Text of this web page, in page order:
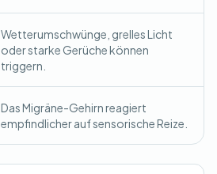
Wetterumschwünge, grelles Licht
oder starke Gerüche können
triggern.
Das Migräne-Gehirn reagiert
empfindlicher auf sensorische Reize.